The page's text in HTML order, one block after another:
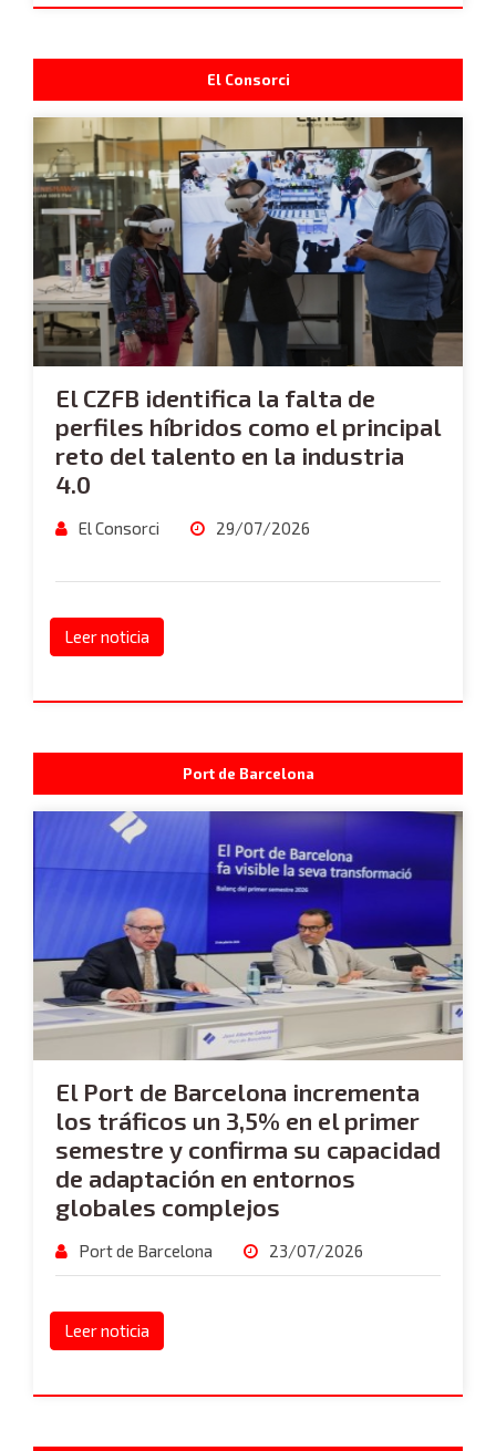
El Consorci
El CZFB identifica la falta de
perfiles híbridos como el principal
reto del talento en la industria
4.0
El Consorci 29/07/2026
Leer noticia
Port de Barcelona
El Port de Barcelona incrementa
los tráficos un 3,5% en el primer
semestre y confirma su capacidad
de adaptación en entornos
globales complejos
Port de Barcelona 23/07/2026
Leer noticia